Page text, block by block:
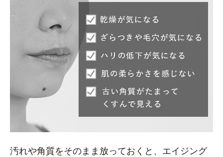
汚れや角質をそのまま放っておくと、エイジング